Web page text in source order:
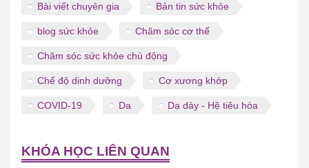
Bài viết chuyên gia Bản tin sức khỏe
blog sức khỏe Chăm sóc cơ thể
Chăm sóc sức khỏe chủ động
Chế độ dinh dưỡng Cơ xương khớp
COVID-19 Da Dạ dày - Hệ tiêu hóa
KHÓA HỌC LIÊN QUAN